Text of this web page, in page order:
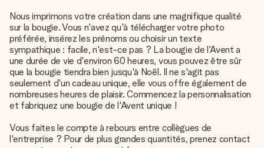
Nous imprimons votre création dans une magnifique qualité
sur la bougie. Vous n'avez qu'à télécharger votre photo
préférée, insérez les prénoms ou choisir un texte
sympathique : facile, n'est-ce pas ? La bougie de l'Avent a
une durée de vie d'environ 60 heures, vous pouvez être sûr
que la bougie tiendra bien jusqu'à Noël. Il ne s'agit pas
seulement d'un cadeau unique, elle vous offre également de
nombreuses heures de plaisir. Commencez la personnalisation
et fabriquez une bougie de l'Avent unique !
Vous faites le compte à rebours entre collègues de
l'entreprise ? Pour de plus grandes quantités, prenez contact